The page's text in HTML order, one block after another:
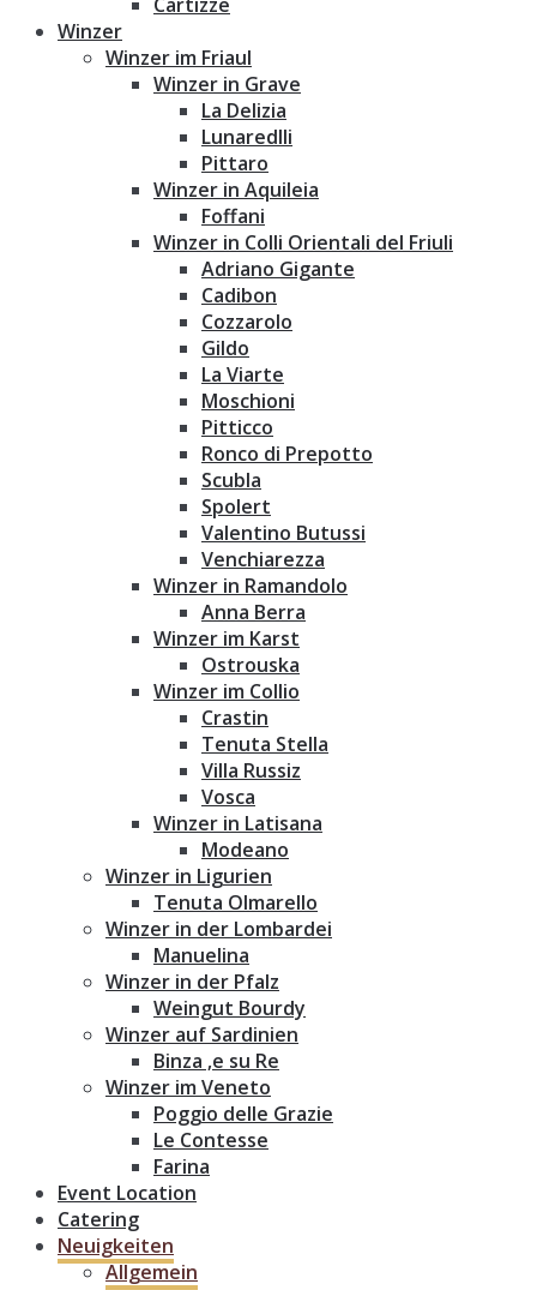
Cartizze
Winzer
Winzer im Friaul
Winzer in Grave
La Delizia
Lunaredlli
Pittaro
Winzer in Aquileia
Foffani
Winzer in Colli Orientali del Friuli
Adriano Gigante
Cadibon
Cozzarolo
Gildo
La Viarte
Moschioni
Pitticco
Ronco di Prepotto
Scubla
Spolert
Valentino Butussi
Venchiarezza
Winzer in Ramandolo
Anna Berra
Winzer im Karst
Ostrouska
Winzer im Collio
Crastin
Tenuta Stella
Villa Russiz
Vosca
Winzer in Latisana
Modeano
Winzer in Ligurien
Tenuta Olmarello
Winzer in der Lombardei
Manuelina
Winzer in der Pfalz
Weingut Bourdy
Winzer auf Sardinien
Binza ‚e su Re
Winzer im Veneto
Poggio delle Grazie
Le Contesse
Farina
Event Location
Catering
Neuigkeiten
Allgemein